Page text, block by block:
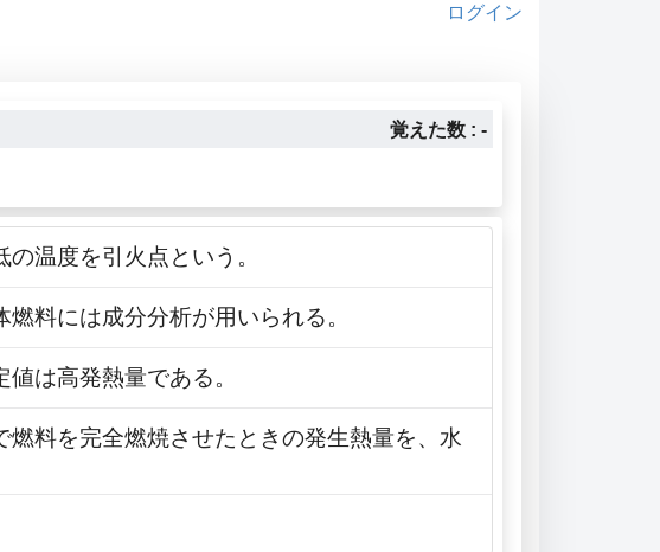
ログイン
覚えた数 : -
温度を引火点という。
料には成分分析が用いられる。
は高発熱量である。
料を完全燃焼させたときの発生熱量を、水